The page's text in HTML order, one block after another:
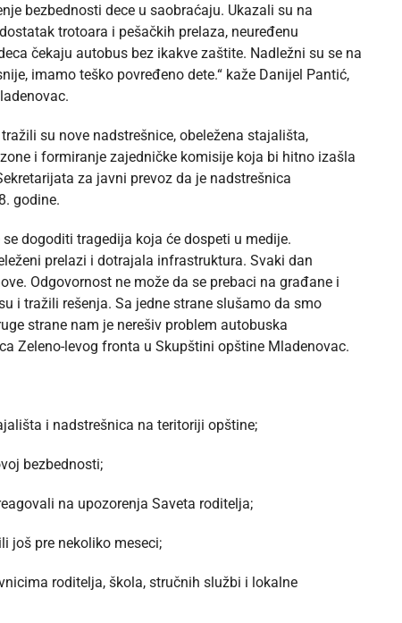
bezbednosti dece u saobraćaju. Ukazali su na
trotoara i pešačkih prelaza, neuređenu
čekaju autobus bez ikakve zaštite. Nadležni su se na
imamo teško povređeno dete.“ kaže Danijel Pantić,
su nove nadstrešnice, obeležena stajališta,
i formiranje zajedničke komisije koja bi hitno izašla
za javni prevoz da je nadstrešnica
godine.
dogoditi tragedija koja će dospeti u medije.
prelazi i dotrajala infrastruktura. Svaki dan
Odgovornost ne može da se prebaci na građane i
i tražili rešenja. Sa jedne strane slušamo da smo
strane nam je nerešiv problem autobuska
Zeleno-levog fronta u Skupštini opštine Mladenovac.
i nadstrešnica na teritoriji opštine;
bezbednosti;
na upozorenja Saveta roditelja;
još pre nekoliko meseci;
roditelja, škola, stručnih službi i lokalne